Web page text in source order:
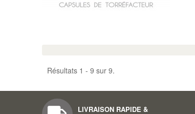
Résultats 1 - 9 sur 9.
LIVRAISON RAPIDE &